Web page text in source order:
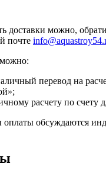
доставки можно,
почте
можно:
перевод на
расчету по счету
оплаты обсуждаются